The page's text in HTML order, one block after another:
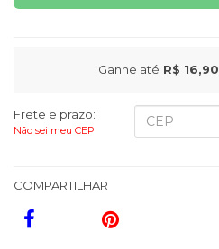
Ganhe até R$ 16,90
Frete e prazo:
Não sei meu CEP
COMPARTILHAR